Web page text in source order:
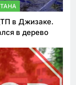
в Джизаке.
в дерево